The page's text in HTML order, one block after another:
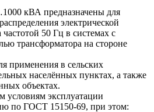
кВА предназначены для
электрической
частотой 50 Гц в системах с
трансформатора на стороне
применения в сельских
населённых пунктах, а также
объектах.
эксплуатации
по ГОСТ 15150-69, при этом: